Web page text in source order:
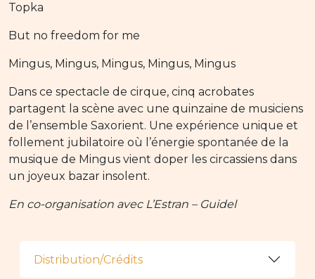
Topka
But no freedom for me
Mingus, Mingus, Mingus, Mingus, Mingus
Dans ce spectacle de cirque, cinq acrobates
partagent la scène avec une quinzaine de musiciens
de l’ensemble Saxorient. Une expérience unique et
follement jubilatoire où l’énergie spontanée de la
musique de Mingus vient doper les circassiens dans
un joyeux bazar insolent.
En co-organisation avec L’Estran – Guidel
Distribution/Crédits